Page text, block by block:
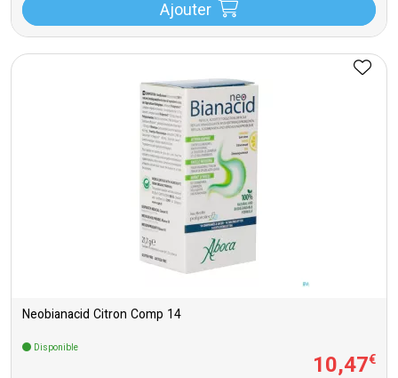
Ajouter
Neobianacid Citron Comp 14
Disponible
10,47€